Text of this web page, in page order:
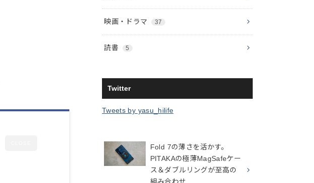
映画・ドラマ 37
読書 5
Twitter
Tweets by yasu_hilife
Fold 7の薄さを活かす。
PITAKAの極薄MagSafeケー
ス＆ダブルリングが至高の
組み合わせ